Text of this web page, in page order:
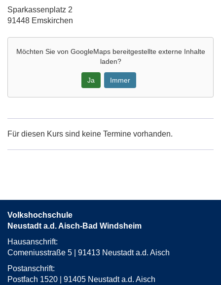
Adresse:
Sparkassenplatz 2
91448 Emskirchen
Möchten Sie von GoogleMapsbereitgestellte externe Inhalte
laden?
Ja Immer
Maps
Karte
Emskirchen,
Für diesen Kurs sind keine Termine vorhanden.
Volkshochschule
Neustadt a.d. Aisch-Bad Windsheim
Hausanschrift:
Comeniusstraße 5 | 91413 Neustadt a.d. Aisch
Postanschrift:
Postfach 1520 | 91405 Neustadt a.d. Aisch